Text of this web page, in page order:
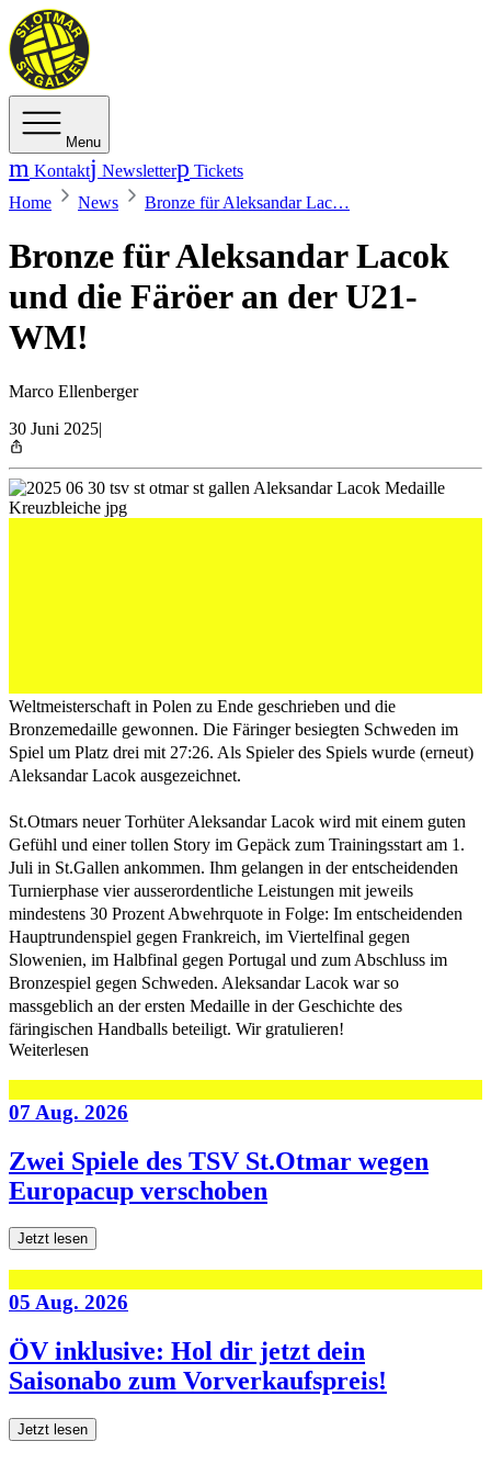
Menu
Kontakt Newsletter
Tickets
Home
News Bronze für Aleksandar Lac…
Bronze für Aleksandar Lacok
und die Färöer an der U21-
WM!
Marco Ellenberger
30 Juni 2025|
Weltmeisterschaft in Polen zu Ende geschrieben und die
Bronzemedaille gewonnen. Die Färinger besiegten Schweden im
Spiel um Platz drei mit 27:26. Als Spieler des Spiels wurde (erneut)
Aleksandar Lacok ausgezeichnet.
St.Otmars neuer Torhüter Aleksandar Lacok wird mit einem guten
Gefühl und einer tollen Story im Gepäck zum Trainingsstart am 1.
Juli in St.Gallen ankommen. Ihm gelangen in der entscheidenden
Turnierphase vier ausserordentliche Leistungen mit jeweils
mindestens 30 Prozent Abwehrquote in Folge: Im entscheidenden
Hauptrundenspiel gegen Frankreich, im Viertelfinal gegen
Slowenien, im Halbfinal gegen Portugal und zum Abschluss im
Bronzespiel gegen Schweden. Aleksandar Lacok war so
massgeblich an der ersten Medaille in der Geschichte des
färingischen Handballs beteiligt. Wir gratulieren!
Weiterlesen
07 Aug. 2026
Zwei Spiele des TSV St.Otmar wegen
Europacup verschoben
Jetzt lesen
05 Aug. 2026
ÖV inklusive: Hol dir jetzt dein
Saisonabo zum Vorverkaufspreis!
Jetzt lesen